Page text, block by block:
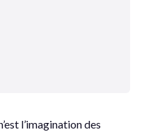
l’imagination des